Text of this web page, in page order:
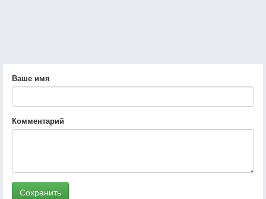
Ваше имя
Комментарий
Сохранить